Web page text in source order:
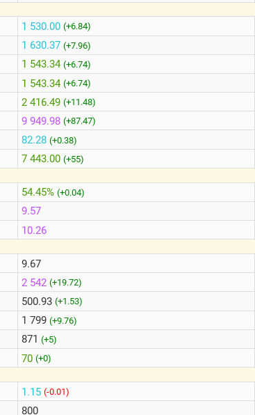
1 530.00 (+6.84)
1 630.37 (+7.96)
1 543.34 (+6.74)
1 543.34 (+6.74)
2 416.49 (+11.48)
9 949.98 (+87.47)
82.28 (+0.38)
7 443.00 (+55)
54.45% (+0.04)
9.57
10.26
9.67
2 542 (+19.72)
500.93 (+1.53)
1 799 (+9.76)
871 (+5)
70 (+0)
1.15 (-0.01)
800